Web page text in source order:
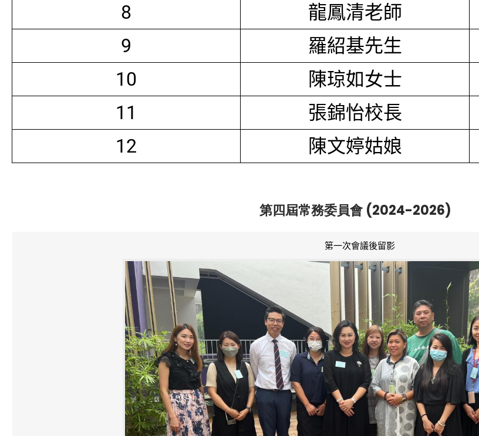
8
龍鳳清老師
9
羅紹基先生
10
陳琼如女士
11
張錦怡校長
12
陳文婷姑娘
第四屆常務委員會 (2024-2026)
第一次會議後留影